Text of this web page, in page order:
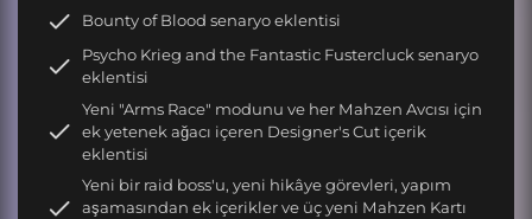
Bounty of Blood senaryo eklentisi
Psycho Krieg and the Fantastic Fustercluck senaryo
eklentisi
Yeni "Arms Race" modunu ve her Mahzen Avcısı için
ek yetenek ağacı içeren Designer's Cut içerik
eklentisi
Yeni bir raid boss'u, yeni hikâye görevleri, yapım
aşamasından ek içerikler ve üç yeni Mahzen Kartı